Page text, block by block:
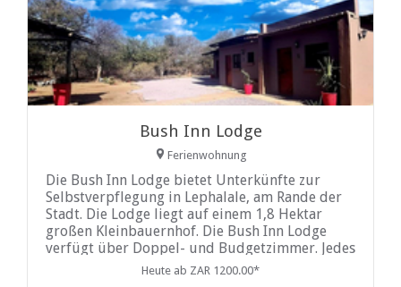
Bush Inn Lodge
Ferienwohnung
Die Bush Inn Lodge bietet Unterkünfte zur
Selbstverpflegung in Lephalale, am Rande der
Stadt. Die Lodge liegt auf einem 1,8 Hektar
großen Kleinbauernhof. Die Bush Inn Lodge
verfügt über Doppel- und Budgetzimmer. Jedes
Zimmer ist mit einem Doppelbett ausgestattet
Heute ab ZAR 1200.00*